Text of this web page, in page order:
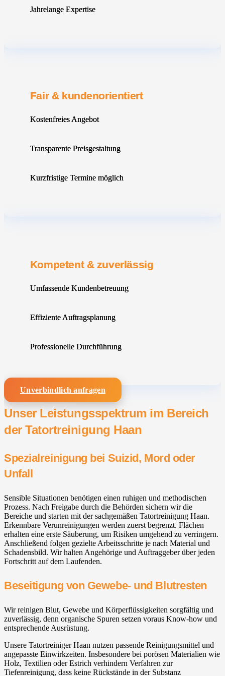
Jahrelange Expertise
Fair & kundenorientiert
Kostenfreies Angebot
Transparente Preisgestaltung
Kurzfristige Termine möglich
Kompetent & zuverlässig
Umfassende Kundenbetreuung
Effiziente Auftragsplanung
Professionelle Durchführung
Unverbindlich anfragen
Unser Leistungsspektrum im Bereich
der Tatortreinigung Haan
Spezialreinigung bei Suizid, Mord oder
Unfall
Sensible Situationen benötigen einen ruhigen und methodischen
Prozess. Nach Freigabe durch die Behörden sichern wir die
Bereiche und starten mit der sachgemäßen Tatortreinigung Haan.
Erkennbare Verunreinigungen werden zuerst begrenzt. Flächen
erhalten eine erste Säuberung, um Risiken umgehend zu verringern.
Anschließend folgen gezielte Arbeitsschritte je nach Material und
Schadensbild. Wir halten Angehörige und Auftraggeber über jeden
Fortschritt auf dem Laufenden.
Beseitigung von Gewebe- und Blutresten
Wir reinigen Blut, Gewebe und Körperflüssigkeiten sorgfältig und
zuverlässig, denn organische Spuren setzen voraus Know-how und
entsprechende Ausrüstung.
Unsere Tatortreiniger Haan nutzen passende Reinigungsmittel und
angepasste Einwirkzeiten. Insbesondere bei porösen Materialien wie
Holz, Textilien oder Estrich verhindern Verfahren zur
Tiefenreinigung, dass keine Rückstände in der Substanz